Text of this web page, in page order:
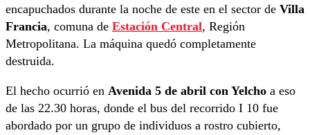
encapuchados durante la noche de este en el sector de Villa
Francia, comuna de Estación Central, Región
Metropolitana. La máquina quedó completamente
destruida.
El hecho ocurrió en Avenida 5 de abril con Yelcho a eso
de las 22.30 horas, donde el bus del recorrido I 10 fue
abordado por un grupo de individuos a rostro cubierto,